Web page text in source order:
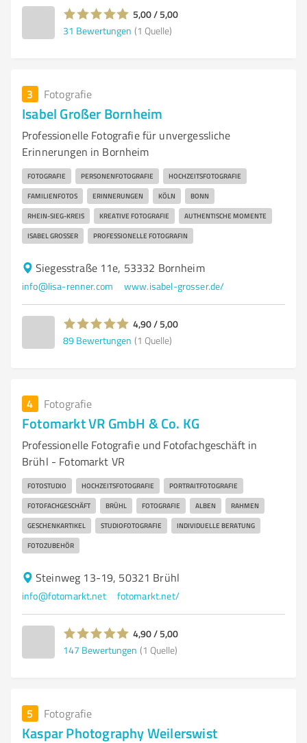
5,00 / 5,00
31 Bewertungen (1 Quelle)
3 Fotografie
Isabel Großer Bornheim
Professionelle Fotografie für unvergessliche
Erinnerungen in Bornheim
FOTOGRAFIE PERSONENFOTOGRAFIE HOCHZEITSFOTOGRAFIE
FAMILIENFOTOS ERINNERUNGEN KÖLN BONN
RHEIN-SIEG-KREIS KREATIVE FOTOGRAFIE AUTHENTISCHE MOMENTE
ISABEL GROSSER PROFESSIONELLE FOTOGRAFIN
Siegesstraße 11e, 53332 Bornheim
info@lisa-renner.com www.isabel-grosser.de/
4,90 / 5,00
89 Bewertungen (1 Quelle)
4 Fotografie
Fotomarkt VR GmbH & Co. KG
Professionelle Fotografie und Fotofachgeschäft in
Brühl - Fotomarkt VR
FOTOSTUDIO HOCHZEITSFOTOGRAFIE PORTRAITFOTOGRAFIE
FOTOFACHGESCHÄFT BRÜHL FOTOGRAFIE ALBEN RAHMEN
GESCHENKARTIKEL STUDIOFOTOGRAFIE INDIVIDUELLE BERATUNG
FOTOZUBEHÖR
Steinweg 13-19, 50321 Brühl
info@fotomarkt.net fotomarkt.net/
4,90 / 5,00
147 Bewertungen (1 Quelle)
5 Fotografie
Kaspar Photography Weilerswist